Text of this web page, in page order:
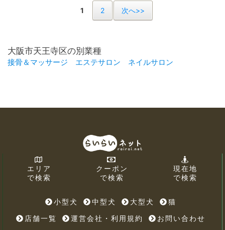
1 2 次へ>>
大阪市天王寺区の別業種
接骨＆マッサージ エステサロン ネイルサロン
エリア
で検索
クーポン
で検索
現在地
で検索
小型犬 中型犬 大型犬
猫
店舗一覧
運営会社・利用規約 お問い合わせ